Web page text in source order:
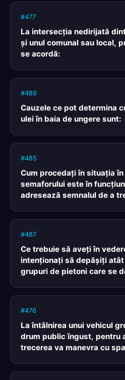
#477
La intersecţia nedirijată
şi unul comunal sau local,
se acordă:
#489
Cauzele ce pot determina
ulei în baia de ungere sunt:
#485
Cum procedaţi în situaţia
semaforului este în
adresează semnalul de a
#487
Ce trebuie să aveţi în
intenţionaţi să depăşiţi
grupuri de pietoni care se
#476
La întâlnirea unui vehicul
drum public îngust, pentru
trecerea va manevra cu